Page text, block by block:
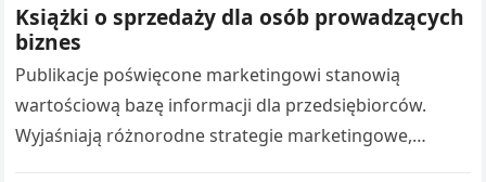
Książki o sprzedaży dla osób prowadzących
biznes
Publikacje poświęcone marketingowi stanowią
wartościową bazę informacji dla przedsiębiorców.
Wyjaśniają różnorodne strategie marketingowe,